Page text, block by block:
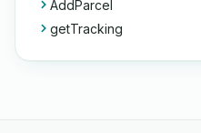
AddParcel
getTracking